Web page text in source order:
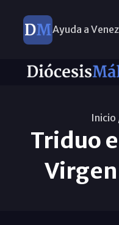
Ayuda a
Inicio
Triduo